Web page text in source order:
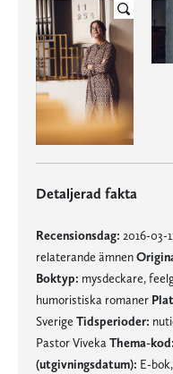
Detaljerad fakta
Recensionsdag: 2016-03-
relaterande ämnen
Boktyp: mysdeckare,
humoristiska romaner
Sverige Tidsperioder:
Pastor Viveka Thema-kod:
(utgivningsdatum): E-